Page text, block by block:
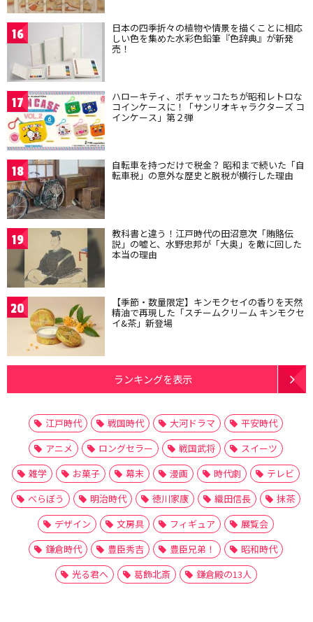
16 日本の四季折々の植物や情景を描くことに相応
しい色を集めた水彩色鉛筆『色辞典』が新発
売！
17 ハローキティ、ポチャッコたちが昭和レトロな
コインケースに！「サンリオキャラクターズ コ
インケース」第２弾
18 自転車を持つだけで税金？ 昭和まで続いた「自
転車税」の意外な歴史と脱税が横行した理由
19 教科書と違う！江戸時代の田沼意次「賄賂伝
説」の嘘と、水野忠邦が「大奥」を敵に回した
本当の理由
20 【季節・数量限定】キンモクセイの香りを天然
精油で再現した「スチームクリーム キンモクセ
イ&茶」新登場
ランキングを表示
江戸時代 戦国時代 大河ドラマ
平安時代
アニメ
ロングセラー 戦国武将
スイーツ
雑学
お菓子 幕末 漫画 時代劇
テレビ
べらぼう
明治時代 徳川家康 織田信長
抹茶
デザイン
文房具 フィギュア
展覧会
鎌倉時代
豊臣秀吉 豊臣兄弟！
昭和時代
光る君へ
葛飾北斎 鎌倉殿の13人